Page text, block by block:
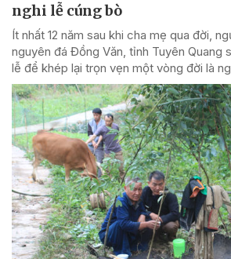
nghi lễ cúng bò
Ít nhất 12 năm sau khi cha mẹ qua đời,
nguyên đá Đồng Văn, tỉnh Tuyên Quang
lễ để khép lại trọn vẹn một vòng đời là